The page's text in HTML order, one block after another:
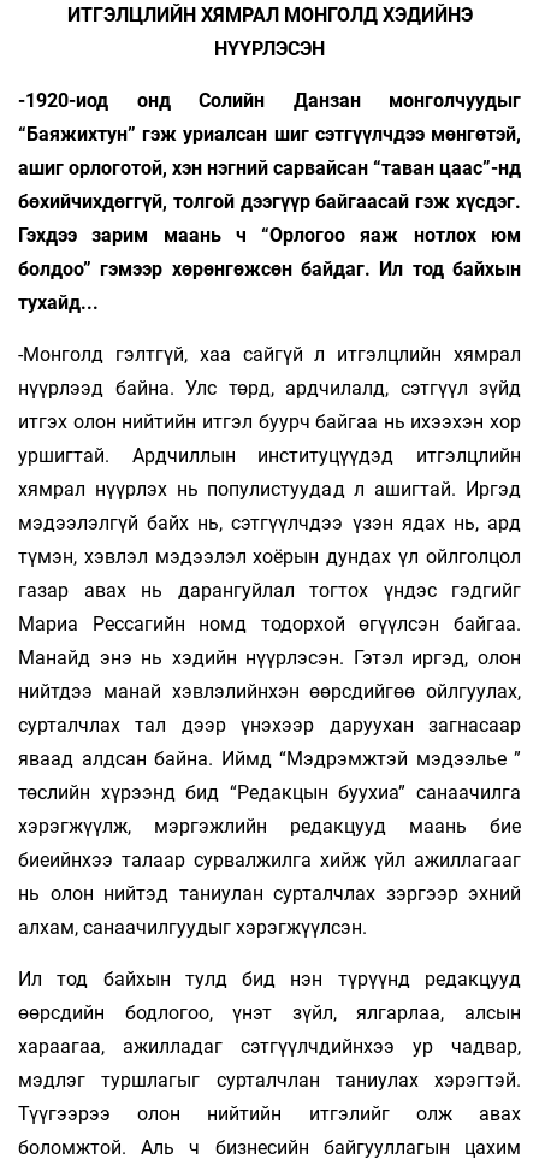
ИТГЭЛЦЛИЙН ХЯМРАЛ МОНГОЛД ХЭДИЙНЭ
НҮҮРЛЭСЭН
-1920-иод онд Солийн Данзан монголчуудыг
“Баяжихтун” гэж уриалсан шиг сэтгүүлчдээ мөнгөтэй,
ашиг орлоготой, хэн нэгний сарвайсан “таван цаас”-нд
бөхийчихдөггүй, толгой дээгүүр байгаасай гэж хүсдэг.
Гэхдээ зарим маань ч “Орлогоо яаж нотлох юм
болдоо” гэмээр хөрөнгөжсөн байдаг. Ил тод байхын
тухайд...
-Монголд гэлтгүй, хаа сайгүй л итгэлцлийн хямрал
нүүрлээд байна. Улс төрд, ардчилалд, сэтгүүл зүйд
итгэх олон нийтийн итгэл буурч байгаа нь ихээхэн хор
уршигтай. Ардчиллын институцүүдэд итгэлцлийн
хямрал нүүрлэх нь популистуудад л ашигтай. Иргэд
мэдээлэлгүй байх нь, сэтгүүлчдээ үзэн ядах нь, ард
түмэн, хэвлэл мэдээлэл хоёрын дундах үл ойлголцол
газар авах нь дарангуйлал тогтох үндэс гэдгийг
Мариа Рессагийн номд тодорхой өгүүлсэн байгаа.
Манайд энэ нь хэдийн нүүрлэсэн. Гэтэл иргэд, олон
нийтдээ манай хэвлэлийнхэн өөрсдийгөө ойлгуулах,
сурталчлах тал дээр үнэхээр даруухан загнасаар
яваад алдсан байна. Иймд “Мэдрэмжтэй мэдээлье ”
төслийн хүрээнд бид “Редакцын буухиа” санаачилга
хэрэгжүүлж, мэргэжлийн редакцууд маань бие
биеийнхээ талаар сурвалжилга хийж үйл ажиллагааг
нь олон нийтэд таниулан сурталчлах зэргээр эхний
алхам, санаачилгуудыг хэрэгжүүлсэн.
Ил тод байхын тулд бид нэн түрүүнд редакцууд
өөрсдийн бодлогоо, үнэт зүйл, ялгарлаа, алсын
хараагаа, ажилладаг сэтгүүлчдийнхээ ур чадвар,
мэдлэг туршлагыг сурталчлан таниулах хэрэгтэй.
Түүгээрээ олон нийтийн итгэлийг олж авах
боломжтой. Аль ч бизнесийн байгууллагын цахим